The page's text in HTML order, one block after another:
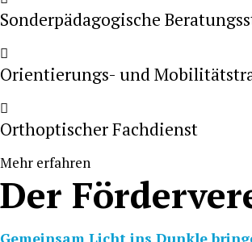
Sonderpädagogische
Orientierungs- und
Orthoptischer Fachdienst
Mehr erfahren
Der
Gemeinsam Licht ins Dunkle